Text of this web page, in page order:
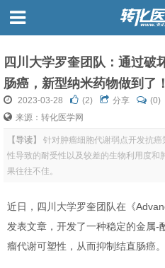
四川大学罗奎团队：通过破
肠癌，新型纳米药物做到了！
2023-03-28 (2) 分享
(0)
来源：转化医学网
【导读】
针对肿瘤细胞代谢弱点开发抗
性导致的耐受性以及较差的生物利用度和
果往往不佳。
近日，四川大学罗奎团队在《
发表文章，开发了一种稳定的金属-
瘤代谢可塑性，从而抑制结直肠癌。